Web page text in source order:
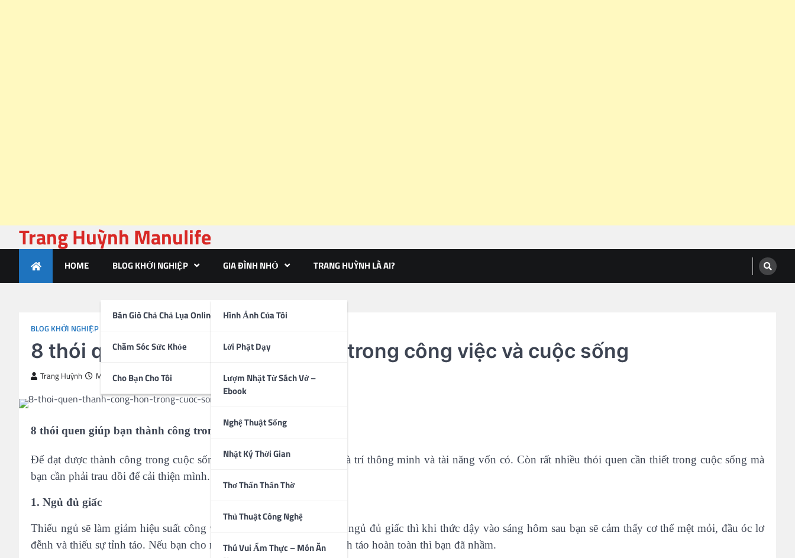
to
Trang Huỳnh Manulife
HOME BLOG KHỞI NGHIỆP
Bán Giò Chả Chả Lụa Online
Chăm Sóc Sức Khỏe
Cho Bạn Cho Tôi
GIA ĐÌNH NHỎ
Hình Ảnh Của Tôi
Lời Phật Dạy
Lượm Nhặt Từ Sách Vở –
Ebook
Nghệ Thuật Sống
Nhật Ký Thời Gian
Thơ Thẩn Thẩn Thờ
Thủ Thuật Công Nghệ
Thú Vui Ẩm Thực – Món Ăn
TRANG HUỲNH LÀ AI?
BLOG KHỞI NGHIỆP
8 thói quen giúp bạn thành công trong công việc và cuộc sống
Trang Huỳnh May 2, 2015
8 thói quen giúp bạn thành công trong công việc và cuộc sống
Để đạt được thành công trong cuộc sống bạn sẽ cần nhiều thứ hơn là trí thông minh và tài năng vốn có. Còn rất nhiều thói quen cần thiết trong cuộc sống mà
bạn cần phải trau dồi để cải thiện mình.
1. Ngủ đủ giấc
Thiếu ngủ sẽ làm giảm hiệu suất công việc của bạn. Nếu bạn không ngủ đủ giấc thì khi thức dậy vào sáng hôm sau bạn sẽ cảm thấy cơ thể mệt mỏi, đầu óc lơ
đễnh và thiếu sự tỉnh táo. Nếu bạn cho rằng cà phê sẽ làm cho bạn tỉnh táo hoàn toàn thì bạn đã nhầm.